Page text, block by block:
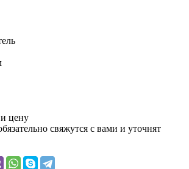
цену
свяжутся с вами и уточнят